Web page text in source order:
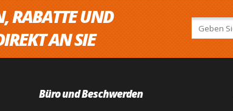
RABATTE UND
AN SIE
Büro und Beschwerden